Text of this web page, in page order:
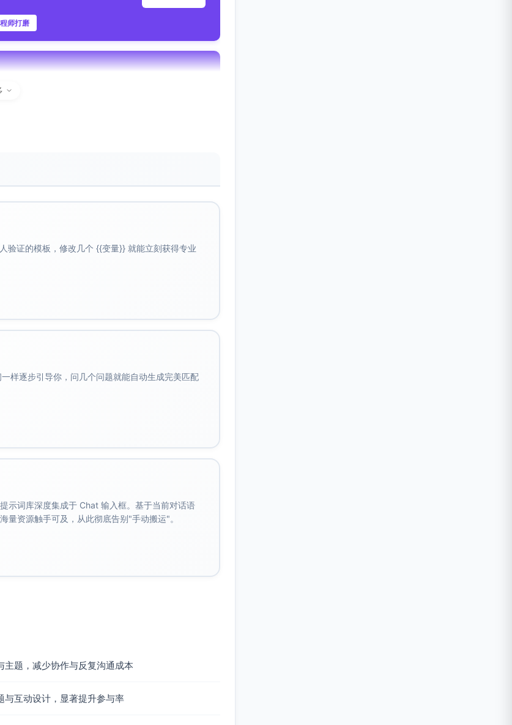
体验装”“0添加（常见刺激物）”“舒缓修护实验
修护节奏。
孕期）、精简护肤组合与使用顺序不清。
告与15秒痛点短视频。
3天试用；发起#7天稳定挑战#打卡。
手册+二次回购券”；复盘帖与下月计划征集。
化。
与社群留存。
关键词“自测/体验装/打卡”；转发抽试用装；直
/香精/色素等常见易致敏成分”；孕期适用需基于
第三方/自研测试后披露，未出结论前展示“测试
心信息、互动设计、CTA、重点指标。发布时段
收藏》
素等）+孕期使用规范提示
师打磨
验证的模板，修改几个 {{变量}} 就能立刻获得专业
样逐步引导你，问几个问题就能自动生成完美匹配
示词库深度集成于 Chat 输入框。基于当前对话语
资源触手可及，从此彻底告别"手动搬运"。
题，减少协作与反复沟通成本
与互动设计，显著提升参与率